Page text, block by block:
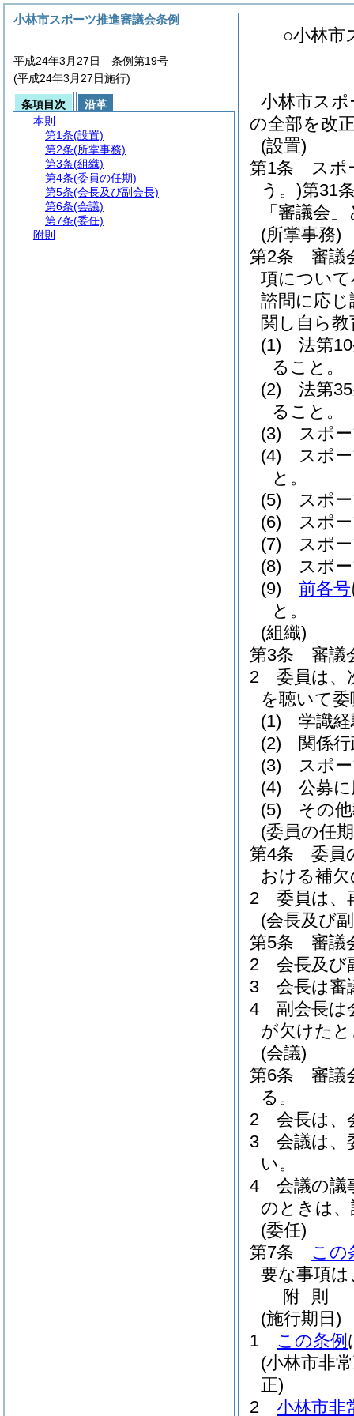
○小林市
小林市スポ
の全部を改
(設置)
第1条
スポ
う。)第31
「審議会
(所掌事務)
第2条
審議
項につい
諮問に応
関し自ら
(1)
法第
ること。
(2)
法第
ること。
(3)
スポ
(4)
スポ
と。
(5)
スポ
(6)
スポ
(7)
スポ
(8)
スポ
(9)
前各号
と。
(組織)
第3条
審議
2
委員は、
を聴いて
(1)
学識
(2)
関係
(3)
スポ
(4)
公募
(5)
その
(委員の任
第4条
委員
おける補
2
委員は、
(会長及び
第5条
審議
2
会長及び
3
会長は審
4
副会長は
が欠けた
(会議)
第6条
審議
る。
2
会長は、
3
会議は、
い。
4
会議の議
のときは
(委任)
第7条
この
要な事項
附 則
(施行期日)
1
この条例
(小林市非
正)
2
小林市非
小林市スポーツ推進審議会条例
平成24年3月27日 条例第19号
(平成24年3月27日施行)
条項目次
沿革
本則
第1条(設置)
第2条(所掌事務)
第3条(組織)
第4条(委員の任期)
第5条(会長及び副会長)
第6条(会議)
第7条(委任)
附則